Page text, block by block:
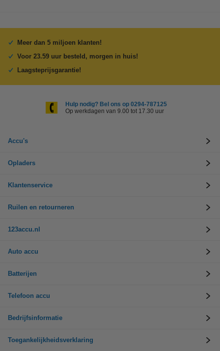
Meer dan 5 miljoen klanten!
Voor 23.59 uur besteld, morgen in huis!
Laagsteprijsgarantie!
Hulp nodig? Bel ons op 0294-787125
Op werkdagen van 9.00 tot 17.30 uur
Accu's
Opladers
Klantenservice
Ruilen en retourneren
123accu.nl
Auto accu
Batterijen
Telefoon accu
Bedrijfsinformatie
Toegankelijkheidsverklaring